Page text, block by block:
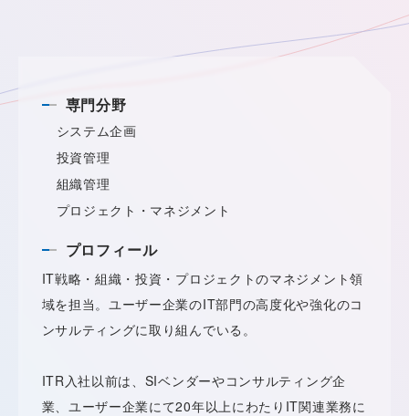
専門分野
システム企画
投資管理
組織管理
プロジェクト・マネジメント
プロフィール
IT戦略・組織・投資・プロジェクトのマネジメント領
域を担当。ユーザー企業のIT部門の高度化や強化のコ
ンサルティングに取り組んでいる。
ITR入社以前は、SIベンダーやコンサルティング企
業、ユーザー企業にて20年以上にわたりIT関連業務に